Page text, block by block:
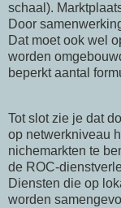
schaal).
Door
Dat moet ook wel
worden
beperkt aantal
Tot slot zie je dat
op netwerkniveau
nichemarkten te
de ROC-
Diensten die op
worden